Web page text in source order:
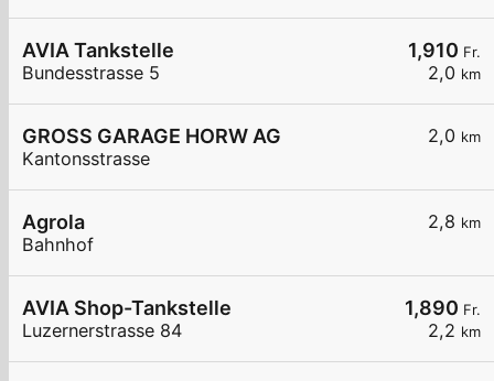
1,910 Fr.
2,0 km
AVIA Tankstelle
Bundesstrasse 5
2,0 km
GROSS GARAGE HORW AG
Kantonsstrasse
2,8 km
Agrola
Bahnhof
1,890 Fr.
2,2 km
AVIA Shop-Tankstelle
Luzernerstrasse 84